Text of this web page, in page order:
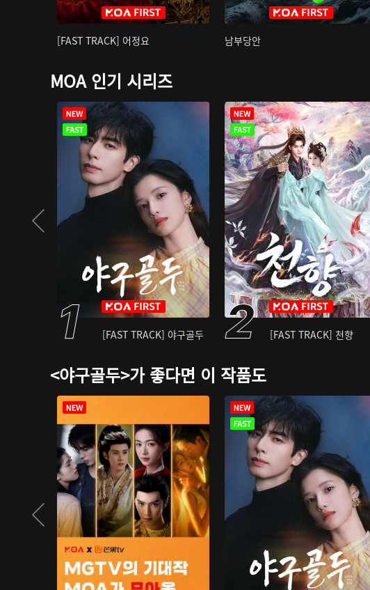
[FAST TRACK] 어정요 남부당안
MOA 인기 시리즈
[FAST TRACK] 야구골두 [FAST TRACK] 천향
<야구골두>가 좋다면 이 작품도